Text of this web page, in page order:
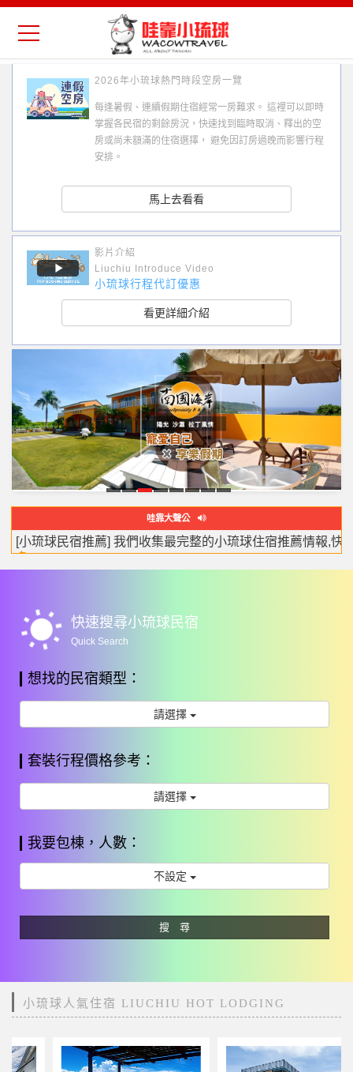
2026年小琉球熱門時段空房一覽
每逢暑假、連續假期住宿經常一房難求。 這裡可以即時
掌握各民宿的剩餘房況，快速找到臨時取消、釋出的空
房或尚未額滿的住宿選擇， 避免因訂房過晚而影響行程
安排。
馬上去看看
影片介紹
Liuchiu Introduce Video
小琉球行程代訂優惠
看更詳細介紹
居 閣
國
海
廓
莊
棧
旅
緣 戀
包
哇靠大聲公
推薦] 我們收集最完整的小琉球住宿推薦情報,快來看看吧！ –
wb_sunny 快速搜尋小琉球民宿
Quick Search
想找的民宿類型：
請選擇
套裝行程價格參考：
請選擇
我要包棟，人數：
不設定
搜 尋
小琉球人氣住宿 LIUCHIU HOT LODGING